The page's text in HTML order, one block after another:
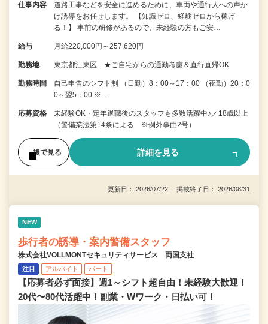
仕事内容
道路工事などを安全に進めるために、車両や通行人への声か
け誘導をお任せします。 【知識ゼロ、経験ゼロから稼げ
る！】 事前の研修があるので、未経験の方もご安…
給与 月給220,000円～257,620円
勤務地 東京都江東区 ★ご自宅からの通勤考慮＆直行直帰OK
勤務時間
自己申告のシフト制 （日勤）8：00～17：00 （夜勤）20：0
0～翌5：00 ※…
応募資格
未経験OK・定年退職後のスタッフも多数活躍中♪／18歳以上
（警備業法第14条による ※例外事由2号）
後で見る 詳細を見る
更新日： 2026/07/22 掲載終了日： 2026/08/31
NEW
歩行者の誘導・案内警備スタッフ
株式会社VOLLMONTセキュリティサービス 両国支社
注目 アルバイト パート
【応募者必ず面接】週1～シフト超自由！未経験大歓迎！
20代〜80代活躍中！副業・Wワーク・日払い可！